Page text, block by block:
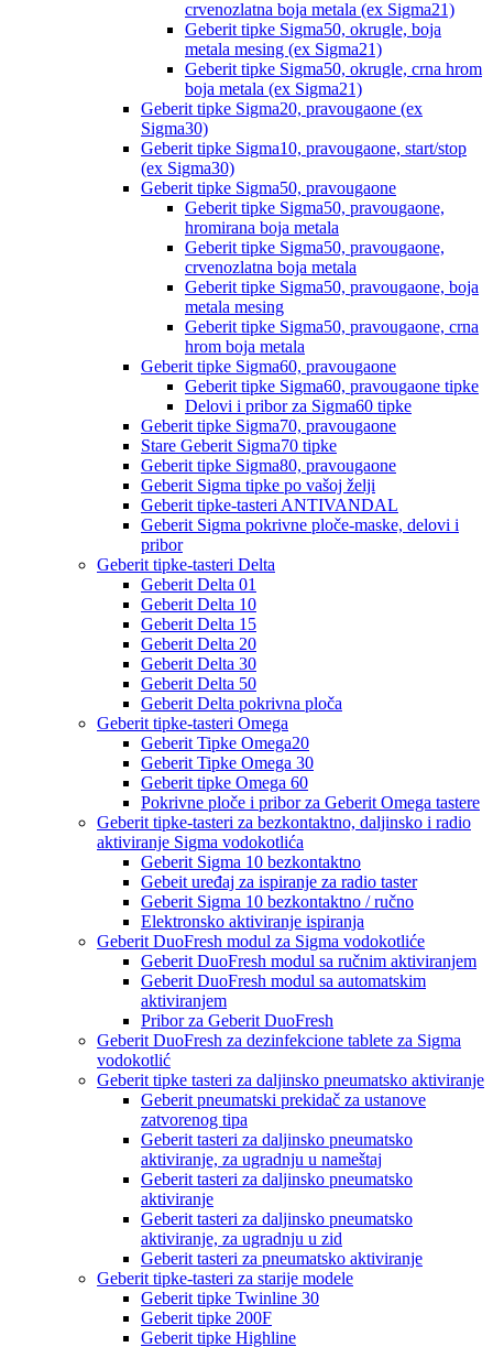
crvenozlatna boja metala (ex Sigma21)
Geberit tipke Sigma50, okrugle, boja
metala mesing (ex Sigma21)
Geberit tipke Sigma50, okrugle, crna hrom
boja metala (ex Sigma21)
Geberit tipke Sigma20, pravougaone (ex
Sigma30)
Geberit tipke Sigma10, pravougaone, start/stop
(ex Sigma30)
Geberit tipke Sigma50, pravougaone
Geberit tipke Sigma50, pravougaone,
hromirana boja metala
Geberit tipke Sigma50, pravougaone,
crvenozlatna boja metala
Geberit tipke Sigma50, pravougaone, boja
metala mesing
Geberit tipke Sigma50, pravougaone, crna
hrom boja metala
Geberit tipke Sigma60, pravougaone
Geberit tipke Sigma60, pravougaone tipke
Delovi i pribor za Sigma60 tipke
Geberit tipke Sigma70, pravougaone
Stare Geberit Sigma70 tipke
Geberit tipke Sigma80, pravougaone
Geberit Sigma tipke po vašoj želji
Geberit tipke-tasteri ANTIVANDAL
Geberit Sigma pokrivne ploče-maske, delovi i
pribor
Geberit tipke-tasteri Delta
Geberit Delta 01
Geberit Delta 10
Geberit Delta 15
Geberit Delta 20
Geberit Delta 30
Geberit Delta 50
Geberit Delta pokrivna ploča
Geberit tipke-tasteri Omega
Geberit Tipke Omega20
Geberit Tipke Omega 30
Geberit tipke Omega 60
Pokrivne ploče i pribor za Geberit Omega tastere
Geberit tipke-tasteri za bezkontaktno, daljinsko i radio
aktiviranje Sigma vodokotlića
Geberit Sigma 10 bezkontaktno
Gebeit uređaj za ispiranje za radio taster
Geberit Sigma 10 bezkontaktno / ručno
Elektronsko aktiviranje ispiranja
Geberit DuoFresh modul za Sigma vodokotliće
Geberit DuoFresh modul sa ručnim aktiviranjem
Geberit DuoFresh modul sa automatskim
aktiviranjem
Pribor za Geberit DuoFresh
Geberit DuoFresh za dezinfekcione tablete za Sigma
vodokotlić
Geberit tipke tasteri za daljinsko pneumatsko aktiviranje
Geberit pneumatski prekidač za ustanove
zatvorenog tipa
Geberit tasteri za daljinsko pneumatsko
aktiviranje, za ugradnju u nameštaj
Geberit tasteri za daljinsko pneumatsko
aktiviranje
Geberit tasteri za daljinsko pneumatsko
aktiviranje, za ugradnju u zid
Geberit tasteri za pneumatsko aktiviranje
Geberit tipke-tasteri za starije modele
Geberit tipke Twinline 30
Geberit tipke 200F
Geberit tipke Highline